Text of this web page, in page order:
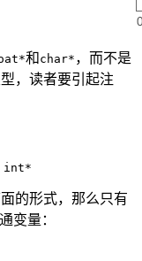
和 char* ，而不是
，读者要引起注
int*
的形式，那么只有
变量：